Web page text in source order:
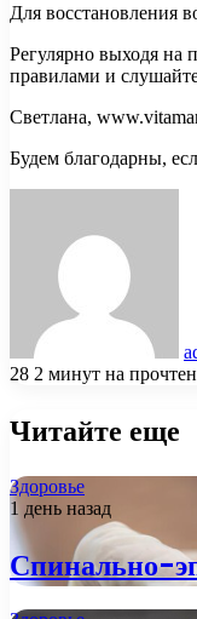
Для восстановления
Регулярно выходя на
правилами и
Светлана,
Будем благодарны,
28 2 минут на
Читайте еще
Здоровье
1 день назад
Спинально-